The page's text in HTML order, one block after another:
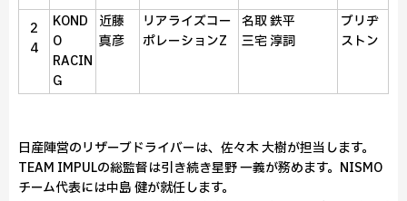
2
4
KOND
O
RACIN
G
近藤
真彦
リアライズコー
ポレーションZ
名取 鉄平
三宅 淳詞
ブリヂ
ストン
日産陣営のリザーブドライバーは、佐々木 大樹が担当します。
TEAM IMPULの総監督は引き続き星野 一義が務めます。NISMO
チーム代表には中島 健が就任します。